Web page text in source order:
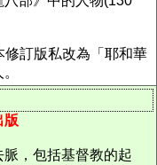
訂版私改為「耶和華
版
，包括基督教的起